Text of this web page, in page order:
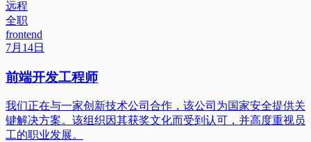
远程
全职
frontend
7月14日
前端开发工程师
我们正在与一家创新技术公司合作，该公司为国家安全提供关
键解决方案。该组织因其获奖文化而受到认可，并高度重视员
工的职业发展。